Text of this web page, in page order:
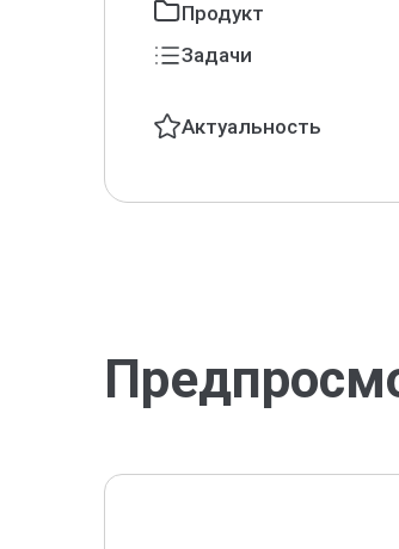
Продукт
Задачи
Актуальность